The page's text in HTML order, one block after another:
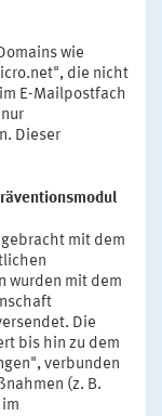
wie
die nicht
E-Mailpostfach
Dieser
mit dem
wurden mit dem
Die
bis hin zu dem
verbunden
(z. B.